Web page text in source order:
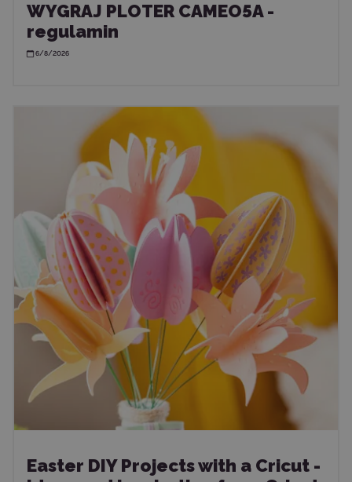
WYGRAJ PLOTER CAMEO5A -
regulamin
6/8/2026
Easter DIY Projects with a Cricut -